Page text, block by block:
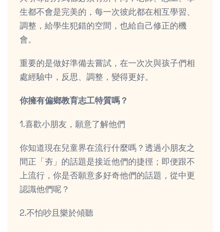
生都不會是完美的，每一次彼此都在相互學習、
調整，給學生犯錯的空間，也給自己修正的機
會。
重要的是做好準備去嘗試，在一次次與孩子們相
處經驗中，反思、調整，變得更好。
你擁有偏鄉教育志工特質嗎？
1.喜歡小朋友，願意了解他們
你知道現在兒童界在流行什麼嗎？透過小朋友之
間正「夯」的話題是接近他們的捷徑；即便跟不
上流行，你是否願意多好奇他們的話題，從中更
認識他們呢？
2.不怕吵且樂於傾聽